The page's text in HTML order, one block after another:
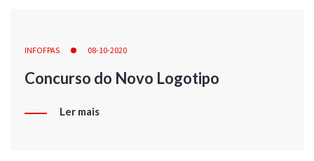
INFOFPAS 08-10-2020
Concurso do Novo Logotipo
Ler mais